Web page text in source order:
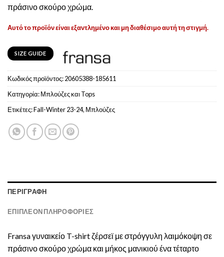
πράσινο σκούρο χρώμα.
Αυτό το προϊόν είναι εξαντλημένο και μη διαθέσιμο αυτή τη στιγμή.
SIZE GUIDE
Κωδικός προϊόντος:20605388-185611
Κατηγορία:Μπλούζες και Tops
Ετικέτες:Fall-Winter 23-24, Μπλούζες
ΠΕΡΙΓΡΑΦΉ
ΕΠΙΠΛΈΟΝ ΠΛΗΡΟΦΟΡΊΕΣ
Fransa γυναικείο T-shirt ζέρσεϊ με στρόγγυλη λαιμόκοψη σε
πράσινο σκούρο χρώμα και μήκος μανικιού ένα τέταρτο